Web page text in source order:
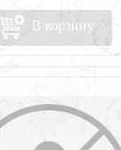
В корзину